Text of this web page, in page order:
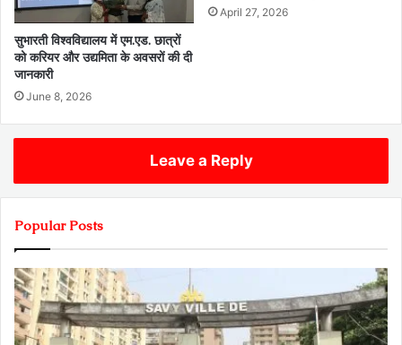
सुभारती विश्वविद्यालय में एम.एड. छात्रों
को करियर और उद्यमिता के अवसरों की दी
जानकारी
June 8, 2026
April 27, 2026
Leave a Reply
Popular Posts